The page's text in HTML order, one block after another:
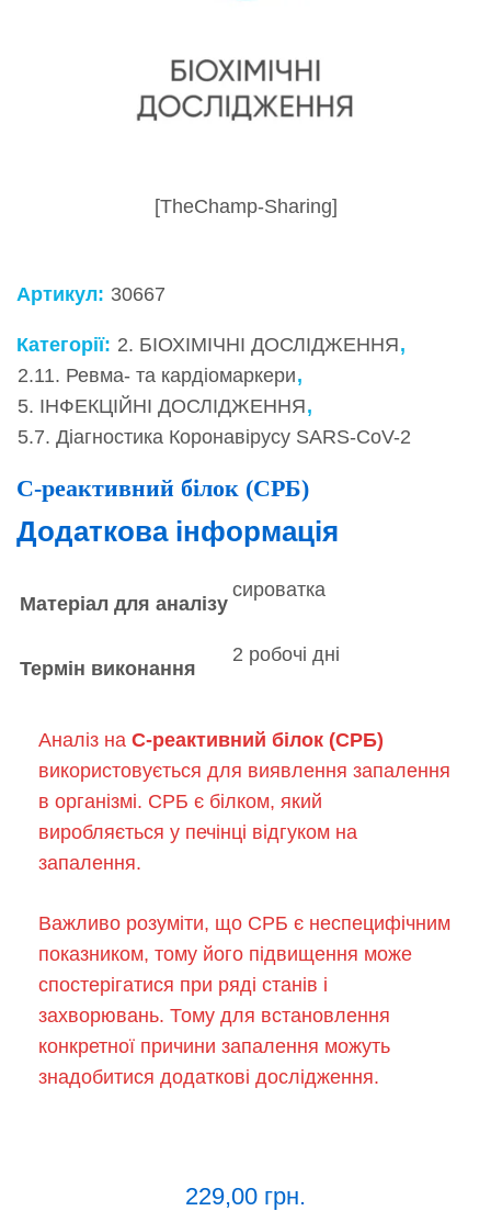
[TheChamp-Sharing]
Артикул: 30667
Категорії: 2. БІОХІМІЧНІ ДОСЛІДЖЕННЯ,
2.11. Ревма- та кардіомаркери,
5. ІНФЕКЦІЙНІ ДОСЛІДЖЕННЯ,
5.7. Діагностика Коронавірусу SARS-CoV-2
C-реактивний білок (СРБ)
Додаткова інформація
Матеріал для аналізу
сироватка
Термін виконання
2 робочі дні
Аналіз на C-реактивний білок (СРБ)
використовується для виявлення запалення
в організмі. СРБ є білком, який
виробляється у печінці відгуком на
запалення.
Важливо розуміти, що СРБ є неспецифічним
показником, тому його підвищення може
спостерігатися при ряді станів і
захворювань. Тому для встановлення
конкретної причини запалення можуть
знадобитися додаткові дослідження.
229,00 грн.